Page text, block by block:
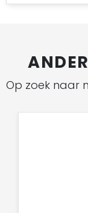
Op zoek naar